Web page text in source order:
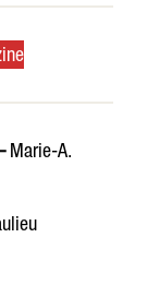
Marie-A.